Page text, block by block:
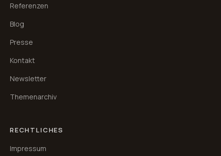
Referenzen
Blog
Presse
Kontakt
Newsletter
Themenarchiv
RECHTLICHES
Impressum